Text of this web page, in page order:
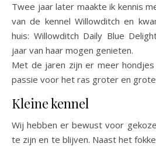
Twee jaar later maakte ik kennis
van de kennel Willowditch en
huis: Willowditch Daily Blue
jaar van haar mogen genieten.
Met de jaren zijn er meer
passie voor het ras groter en
Kleine kennel
Wij hebben er bewust voor
te zijn en te blijven. Naast het